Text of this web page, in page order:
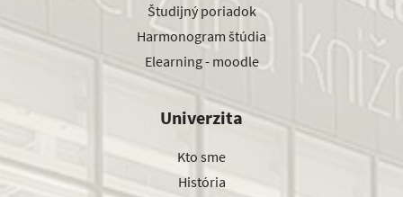
Študijný poriadok
Harmonogram štúdia
Elearning - moodle
Univerzita
Kto sme
História